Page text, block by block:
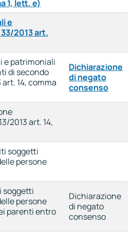
1, lett. e)
e
2013 art.
e patrimoniali
di secondo
14, comma
Dichiarazione
di negato
consenso
2013 art. 14,
soggetti
persone
soggetti
persone
parenti entro
Dichiarazione
di negato
consenso